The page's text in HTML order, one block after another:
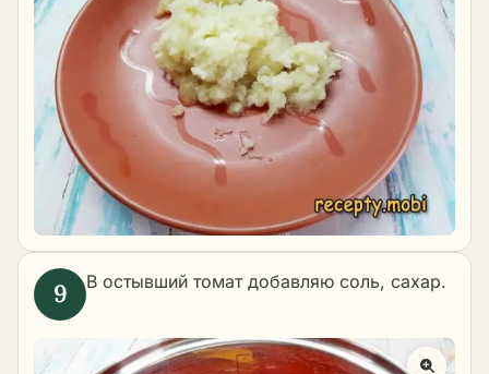
В остывший томат добавляю соль, сахар.